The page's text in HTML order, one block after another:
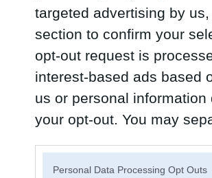
targeted advertising by
section to confirm your
opt-out request is
interest-based ads based
us or personal
your opt-out. You may
Personal Data Processing Opt Outs